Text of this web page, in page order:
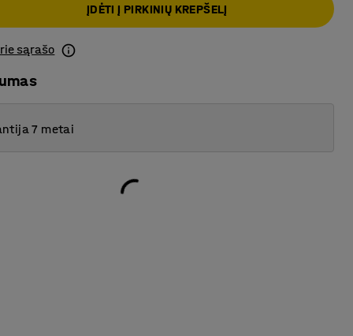
ĮDĖTI Į PIRKINIŲ KREPŠELĮ
sąrašo
7 metai